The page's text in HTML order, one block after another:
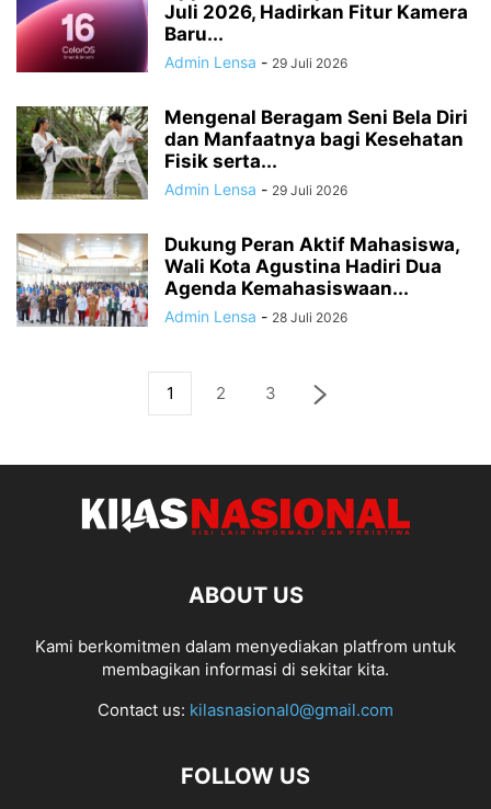
Juli 2026, Hadirkan Fitur Kamera
Baru...
Admin Lensa - 29 Juli 2026
Mengenal Beragam Seni Bela Diri
dan Manfaatnya bagi Kesehatan
Fisik serta...
Admin Lensa - 29 Juli 2026
Dukung Peran Aktif Mahasiswa,
Wali Kota Agustina Hadiri Dua
Agenda Kemahasiswaan...
Admin Lensa - 28 Juli 2026
1 2 3
ABOUT US
Kami berkomitmen dalam menyediakan platfrom untuk
membagikan informasi di sekitar kita.
Contact us: kilasnasional0@gmail.com
FOLLOW US